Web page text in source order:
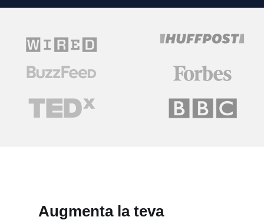
Augmenta la teva